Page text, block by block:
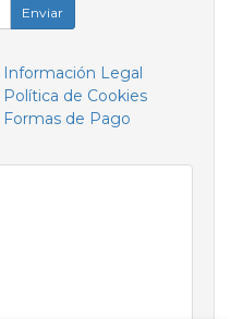
Enviar
Información Legal
Política de Cookies
Formas de Pago